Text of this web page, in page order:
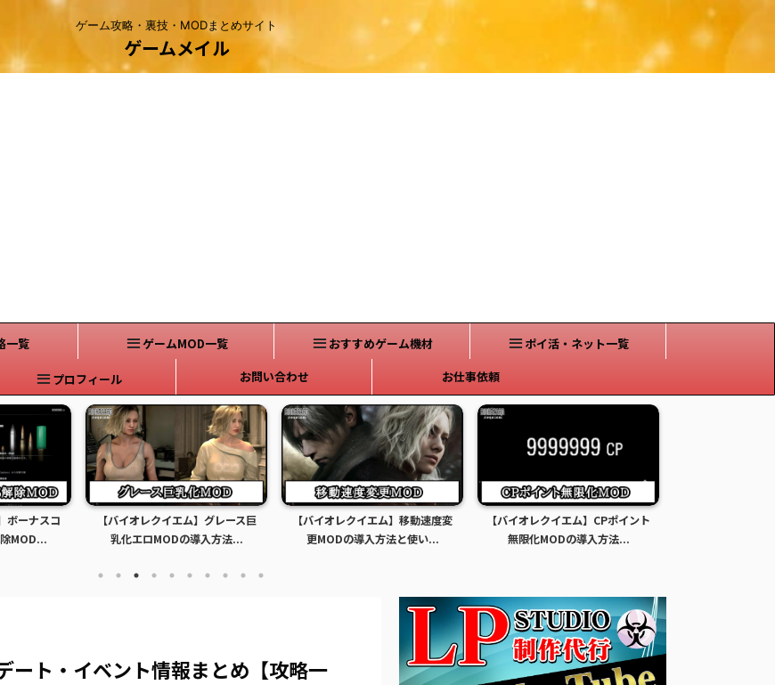
ゲーム攻略・裏技・MODまとめサイト
ゲームメイル
一覧 ゲームMOD一覧 おすすめゲーム機材 ポイ活・ネット一覧
プロフィール お問い合わせ お仕事依頼
ボーナスコ
MOD...
【バイオレクイエム】グレース巨
乳化エロMODの導入方法...
【バイオレクイエム】移動速度変
更MODの導入方法と使い...
【バイオレクイエム】CPポイント
無限化MODの導入方法...
ート・イベント情報まとめ【攻略一